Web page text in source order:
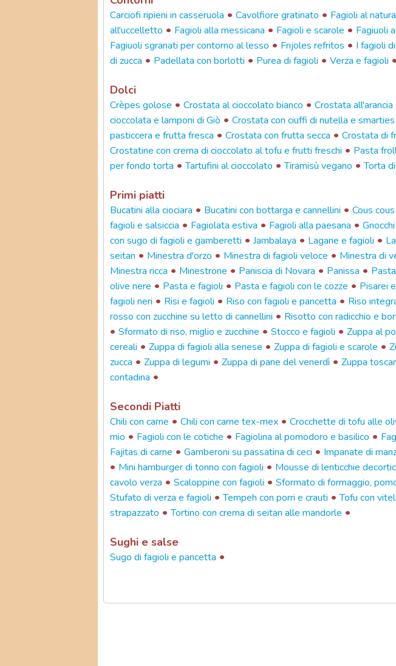
Carciofi ripieni in casseruola • Cavolfiore gratinato • Fagioli al
all'uccelletto • Fagioli alla messicana • Fagioli e scarole • Fagiuoli
Fagiuoli sgranati per contorno al lesso • Frijoles refritos • I fagioli
di zucca • Padellata con borlotti • Purea di fagioli • Verza e fagioli •
Dolci
Crèpes golose • Crostata al cioccolato bianco • Crostata all'arancia
cioccolata e lamponi di Giò • Crostata con ciuffi di nutella e smarties
pasticcera e frutta fresca • Crostata con frutta secca • Crostata di
Crostatine con crema di cioccolato al tofu e frutti freschi • Pasta
per fondo torta •Tartufini al cioccolato •Tiramisù vegano •Torta
Primi piatti
Bucatini alla ciociara • Bucatini con bottarga e cannellini • Cous
fagioli e salsiccia • Fagiolata estiva • Fagioli alla paesana •
con sugo di fagioli e gamberetti • Jambalaya • Lagane e fagioli •
seitan • Minestra d'orzo • Minestra di fagioli veloce • Minestra di
Minestra ricca • Minestrone • Paniscia di Novara • Panissa •
olive nere • Pasta e fagioli • Pasta e fagioli con le cozze • Pisarei
fagioli neri • Risi e fagioli • Riso con fagioli e pancetta • Riso
rosso con zucchine su letto di cannellini • Risotto con radicchio e
• Sformato di riso, miglio e zucchine • Stocco e fagioli • Zuppa al
cereali • Zuppa di fagioli alla senese • Zuppa di fagioli e scarole •
zucca • Zuppa di legumi • Zuppa di pane del venerdì • Zuppa
contadina •
Secondi Piatti
Chili con carne • Chili con carne tex-mex • Crocchette di tofu alle
mio • Fagioli con le cotiche • Fagiolina al pomodoro e basilico •
Fajitas di carne • Gamberoni su passatina di ceci • Impanate di
• Mini hamburger di tonno con fagioli • Mousse di lenticchie
cavolo verza • Scaloppine con fagioli • Sformato di formaggio,
Stufato di verza e fagioli •Tempeh con porri e crauti •Tofu con
strapazzato •Tortino con crema di seitan alle mandorle •
Sughi e salse
Sugo di fagioli e pancetta •